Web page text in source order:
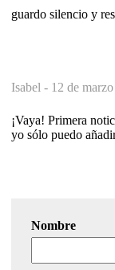
guardo silencio y
Isabel - 12 de
¡Vaya! Primera
yo sólo puedo
Nombre